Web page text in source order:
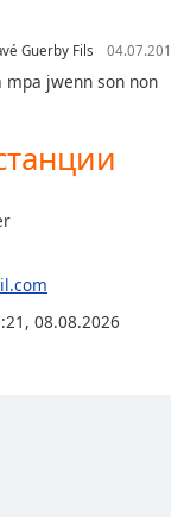
Guerby Fils
jwenn son non
, 08.08.2026